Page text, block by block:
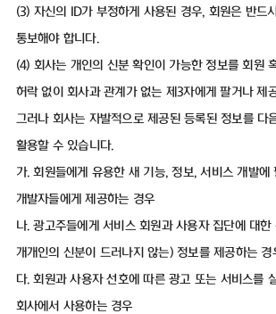
(3) 자신의 ID가 부정하게 사용된 경우, 회원은 반드
통보해야 합니다.
(4) 회사는 개인의 신분 확인이 가능한 정보를 회원
허락 없이 회사과 관계가 없는 제3자에게 팔거나 제
그러나 회사는 자발적으로 제공된 등록된 정보를 다
활용할 수 있습니다.
가. 회원들에게 유용한 새 기능, 정보, 서비스 개발에
개발자들에게 제공하는 경우
나. 광고주들에게 서비스 회원과 사용자 집단에 대한
개개인의 신분이 드러나지 않는) 정보를 제공하는 경
다. 회원과 사용자 선호에 따른 광고 또는 서비스를
회사에서 사용하는 경우